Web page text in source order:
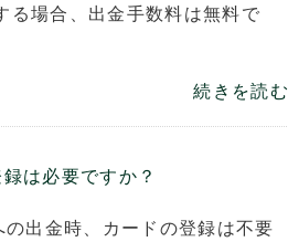
る場合、出金手数料は無料で
続きを読む
は必要ですか？
出金時、カードの登録は不要